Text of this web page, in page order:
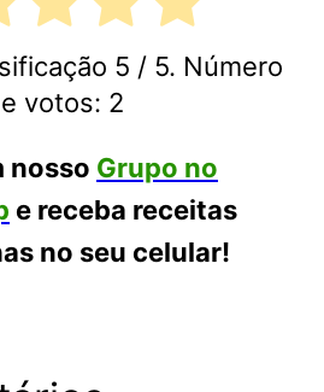
5 / 5. Número
votos: 2
nosso Grupo no
e receba receitas
no seu celular!